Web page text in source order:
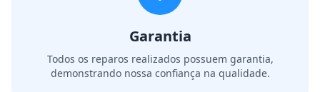
Garantia
Todos os reparos realizados possuem garantia,
demonstrando nossa confiança na qualidade.